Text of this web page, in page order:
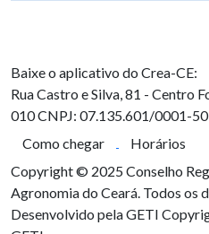
Baixe o aplicativo do Crea-CE:
Rua Castro e Silva, 81 - Centro
010CNPJ: 07.135.601/0001-50
Como chegar
Horários
Copyright © 2025 Conselho
Agronomia do Ceará. Todos os
Desenvolvido pela GETI